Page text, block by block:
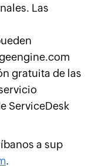
Las
gratuita de las
ServiceDesk
a sup
.